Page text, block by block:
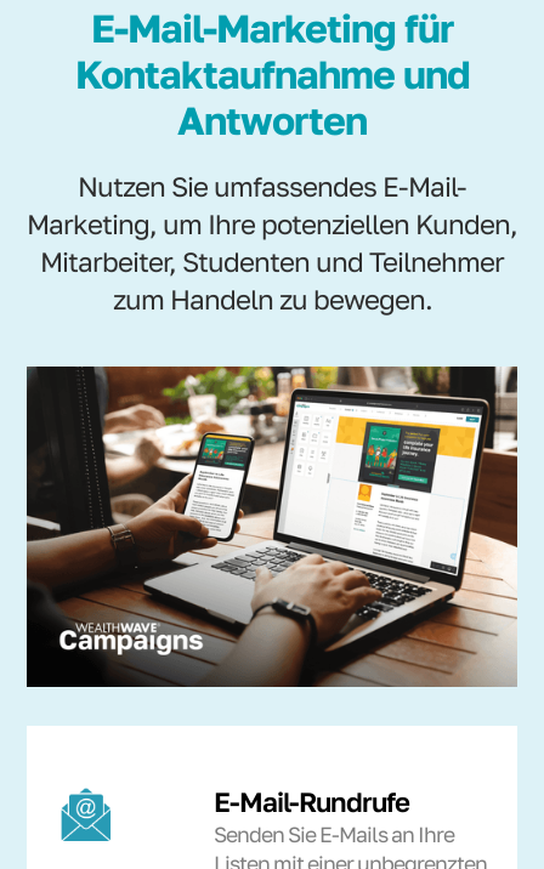
E-Mail-Marketing für
Kontaktaufnahme und
Antworten
Nutzen Sie umfassendes E-Mail-
Marketing, um Ihre potenziellen Kunden,
Mitarbeiter, Studenten und Teilnehmer
zum Handeln zu bewegen.
E-Mail-Rundrufe
Senden Sie E-Mails an Ihre
Listen mit einer unbegrenzten